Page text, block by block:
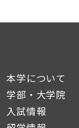
本学について
学部・大学院
入試情報